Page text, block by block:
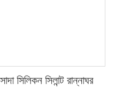
সিলিকন সিলান্ট রান্নাঘর